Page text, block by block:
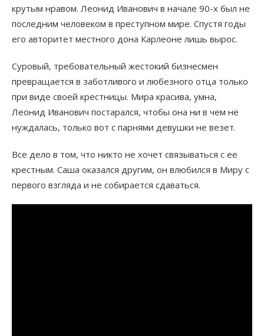
крутым нравом. Леонид Иванович в начале 90-х был не
последним человеком в преступном мире. Спустя годы
его авторитет местного дона Карлеоне лишь вырос.
Суровый, требовательный жестокий бизнесмен
превращается в заботливого и любезного отца только
при виде своей крестницы. Мира красива, умна,
Леонид Иванович постарался, чтобы она ни в чем не
нуждалась, только вот с парнями девушки не везет.
Все дело в том, что никто не хочет связываться с ее
крестным. Саша оказался другим, он влюбился в Миру с
первого взгляда и не собирается сдаваться.